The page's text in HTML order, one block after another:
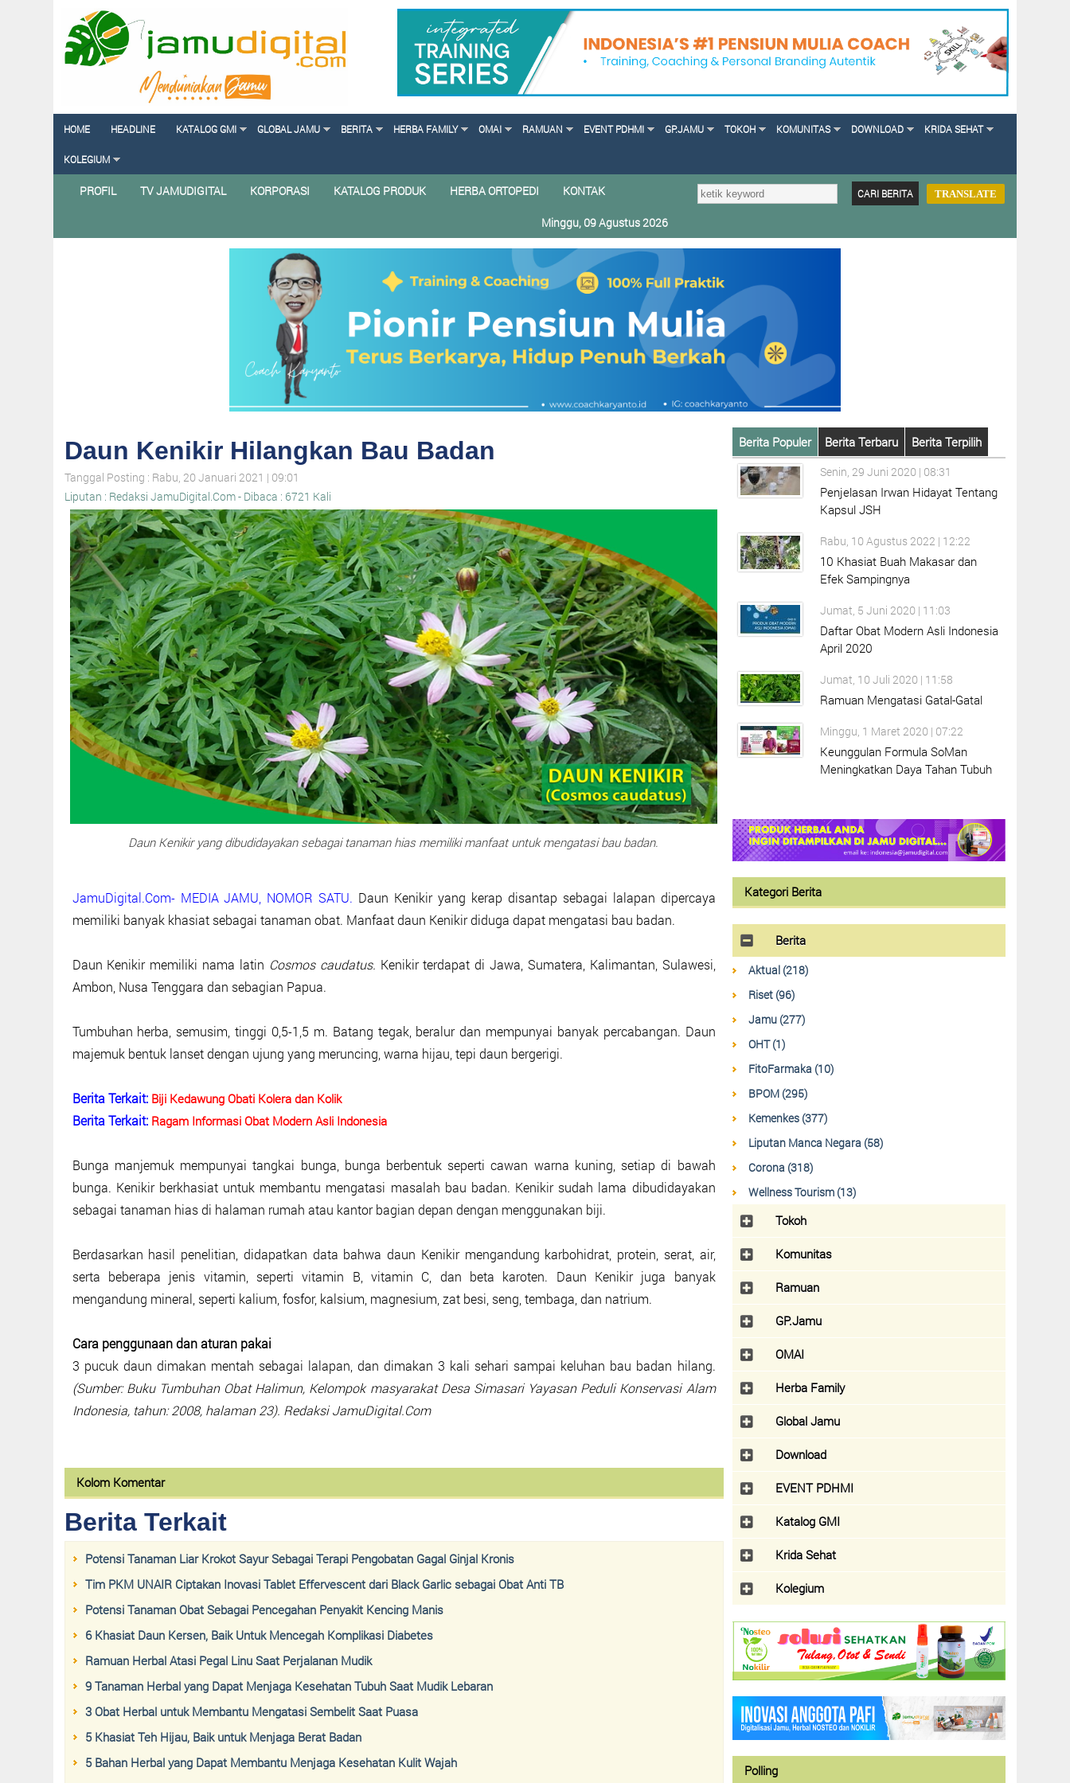
HOME HEADLINE KATALOG GMI GLOBAL JAMU BERITA HERBA FAMILY OMAI RAMUAN EVENT PDHMI GP.JAMU TOKOH KOMUNITAS DOWNLOAD KRIDA SEHAT
KOLEGIUM
PROFIL TV JAMUDIGITAL KORPORASI KATALOG PRODUK HERBA ORTOPEDI KONTAK TRANSLATE
Minggu, 09 Agustus 2026
Daun Kenikir Hilangkan Bau Badan
Tanggal Posting : Rabu, 20 Januari 2021 | 09:01
Liputan : Redaksi JamuDigital.Com - Dibaca : 6721 Kali
Daun Kenikir yang dibudidayakan sebagai tanaman hias memiliki manfaat untuk mengatasi bau badan.
JamuDigital.Com- MEDIA JAMU, NOMOR SATU. Daun Kenikir yang kerap disantap sebagai lalapan dipercaya
memiliki banyak khasiat sebagai tanaman obat. Manfaat daun Kenikir diduga dapat mengatasi bau badan.
Daun Kenikir memiliki nama latin Cosmos caudatus. Kenikir terdapat di Jawa, Sumatera, Kalimantan, Sulawesi,
Ambon, Nusa Tenggara dan sebagian Papua.
Tumbuhan herba, semusim, tinggi 0,5-1,5 m. Batang tegak, beralur dan mempunyai banyak percabangan. Daun
majemuk bentuk lanset dengan ujung yang meruncing, warna hijau, tepi daun bergerigi.
Berita Terkait: Biji Kedawung Obati Kolera dan Kolik
Berita Terkait: Ragam Informasi Obat Modern Asli Indonesia
Bunga manjemuk mempunyai tangkai bunga, bunga berbentuk seperti cawan warna kuning, setiap di bawah
bunga. Kenikir berkhasiat untuk membantu mengatasi masalah bau badan. Kenikir sudah lama dibudidayakan
sebagai tanaman hias di halaman rumah atau kantor bagian depan dengan menggunakan biji.
Berdasarkan hasil penelitian, didapatkan data bahwa daun Kenikir mengandung karbohidrat, protein, serat, air,
serta beberapa jenis vitamin, seperti vitamin B, vitamin C, dan beta karoten. Daun Kenikir juga banyak
mengandung mineral, seperti kalium, fosfor, kalsium, magnesium, zat besi, seng, tembaga, dan natrium.
Cara penggunaan dan aturan pakai
3 pucuk daun dimakan mentah sebagai lalapan, dan dimakan 3 kali sehari sampai keluhan bau badan hilang.
(Sumber: Buku Tumbuhan Obat Halimun, Kelompok masyarakat Desa Simasari Yayasan Peduli Konservasi Alam
Indonesia, tahun: 2008, halaman 23). Redaksi JamuDigital.Com
Kolom Komentar
Berita Terkait
Potensi Tanaman Liar Krokot Sayur Sebagai Terapi Pengobatan Gagal Ginjal Kronis
Tim PKM UNAIR Ciptakan Inovasi Tablet Effervescent dari Black Garlic sebagai Obat Anti TB
Potensi Tanaman Obat Sebagai Pencegahan Penyakit Kencing Manis
6 Khasiat Daun Kersen, Baik Untuk Mencegah Komplikasi Diabetes
Ramuan Herbal Atasi Pegal Linu Saat Perjalanan Mudik
9 Tanaman Herbal yang Dapat Menjaga Kesehatan Tubuh Saat Mudik Lebaran
3 Obat Herbal untuk Membantu Mengatasi Sembelit Saat Puasa
5 Khasiat Teh Hijau, Baik untuk Menjaga Berat Badan
5 Bahan Herbal yang Dapat Membantu Menjaga Kesehatan Kulit Wajah
Berita Populer Berita Terbaru Berita Terpilih
Senin, 29 Juni 2020 | 08:31
Penjelasan Irwan Hidayat Tentang
Kapsul JSH
Rabu, 10 Agustus 2022 | 12:22
10 Khasiat Buah Makasar dan
Efek Sampingnya
Jumat, 5 Juni 2020 | 11:03
Daftar Obat Modern Asli Indonesia
April 2020
Jumat, 10 Juli 2020 | 11:58
Ramuan Mengatasi Gatal-Gatal
Minggu, 1 Maret 2020 | 07:22
Keunggulan Formula SoMan
Meningkatkan Daya Tahan Tubuh
Kategori Berita
Berita
Aktual (218)
Riset (96)
Jamu (277)
OHT (1)
FitoFarmaka (10)
BPOM (295)
Kemenkes (377)
Liputan Manca Negara (58)
Corona (318)
Wellness Tourism (13)
Tokoh
Komunitas
Ramuan
GP.Jamu
OMAI
Herba Family
Global Jamu
Download
EVENT PDHMI
Katalog GMI
Krida Sehat
Kolegium
Polling